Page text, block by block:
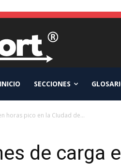
INICIO SECCIONES
horas pico en la CIudad de...
de carga